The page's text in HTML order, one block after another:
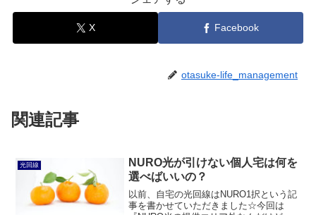
X Facebook
otasuke-life_management
関連記事
光回線
NURO光が引けない個人宅は何を
選べばいいの？
以前、自宅の光回線はNURO1択という記
事を書かせていただきました☆今回は